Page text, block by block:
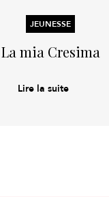
JEUNESSE
La mia Cresima
Lire la suite